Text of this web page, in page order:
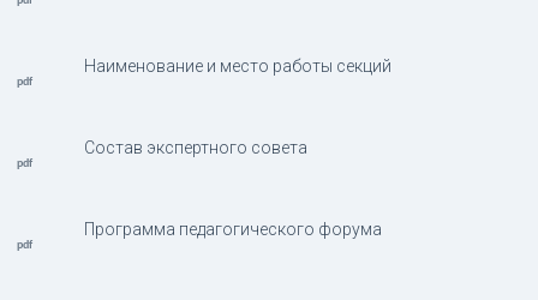
Наименование и место работы секций
Состав экспертного совета
Программа педагогического форума